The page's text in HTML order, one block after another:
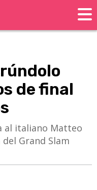
de final
al italiano Matteo
Grand Slam